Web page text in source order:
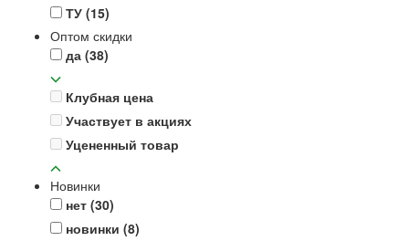
ТУ (15)
Оптом скидки
да (38)
Клубная цена
Участвует в акциях
Уцененный товар
Новинки
нет (30)
новинки (8)